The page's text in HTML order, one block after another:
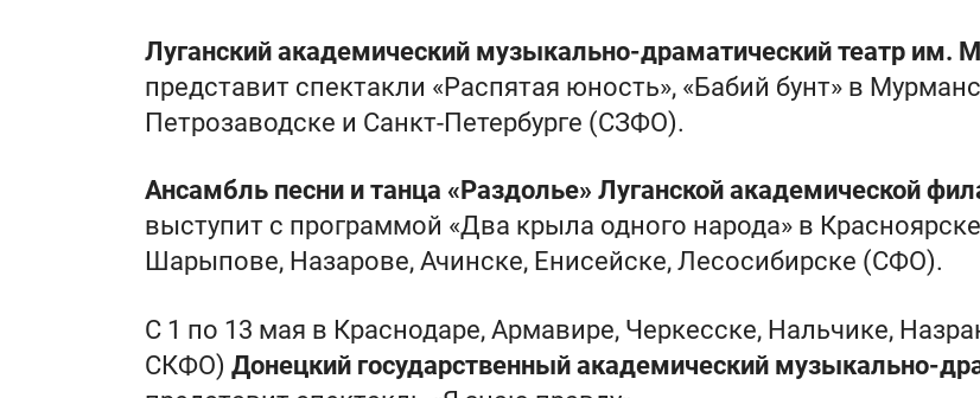
Луганский академический музыкально-драматический театр им.
представит спектакли «Распятая юность», «Бабий бунт» в
Петрозаводске и Санкт-Петербурге (СЗФО).
Ансамбль песни и танца «Раздолье» Луганской академической
выступит с программой «Два крыла одного народа» в
Шарыпове, Назарове, Ачинске, Енисейске, Лесосибирске (СФО).
С 1 по 13 мая в Краснодаре, Армавире, Черкесске, Нальчике,
СКФО) Донецкий государственный академический музыкально-